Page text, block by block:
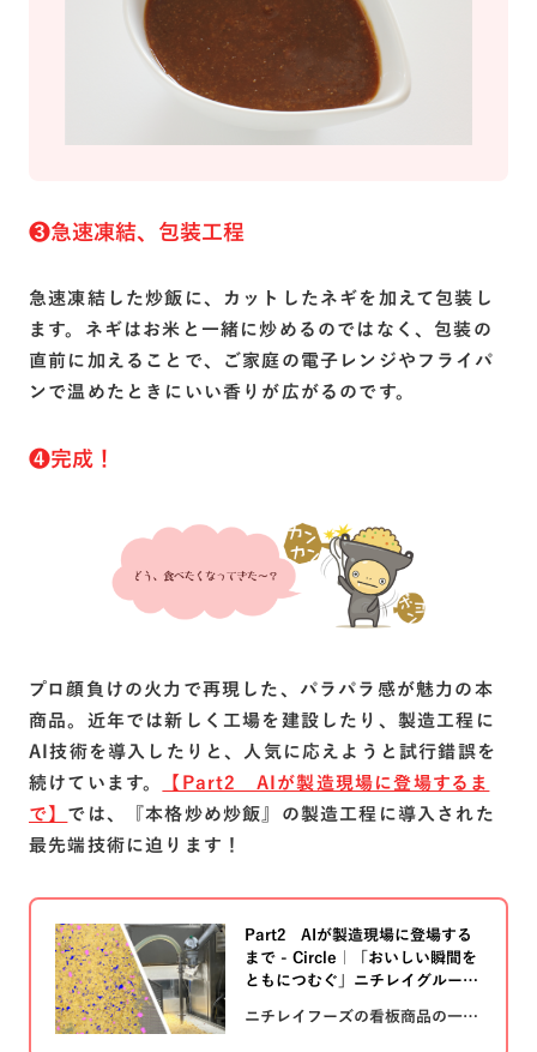
❸急速凍結、包装工程
急速凍結した炒飯に、カットしたネギを加えて包装し
ます。ネギはお米と一緒に炒めるのではなく、包装の
直前に加えることで、ご家庭の電子レンジやフライパ
ンで温めたときにいい香りが広がるのです。
❹完成！
プロ顔負けの火力で再現した、パラパラ感が魅力の本
商品。近年では新しく工場を建設したり、製造工程に
AI技術を導入したりと、人気に応えようと試行錯誤を
続けています。
【Part2 AIが製造現場に登場するま
で】 では、『本格炒め炒飯』の製造工程に導入された
最先端技術に迫ります！
Part2 AIが製造現場に登場する
まで - Circle｜「おいしい瞬間を
ともにつむぐ」ニチレイグループ
ニチレイフーズの看板商品の一